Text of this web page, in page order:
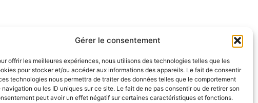
Gérer le consentement
offrir les meilleures expériences, nous utilisons des technologies telles que les
pour stocker et/ou accéder aux informations des appareils. Le fait de consentir
technologies nous permettra de traiter des données telles que le comportement
navigation ou les ID uniques sur ce site. Le fait de ne pas consentir ou de retirer son
peut avoir un effet négatif sur certaines caractéristiques et fonctions.